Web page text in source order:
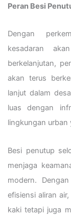
Peran Besi
Dengan
kesadaran
berkelanjutan,
akan terus
lanjut dalam
luas dengan
lingkungan urban
Besi penutup
menjaga
modern.
efisiensi aliran
kaki tetapi juga